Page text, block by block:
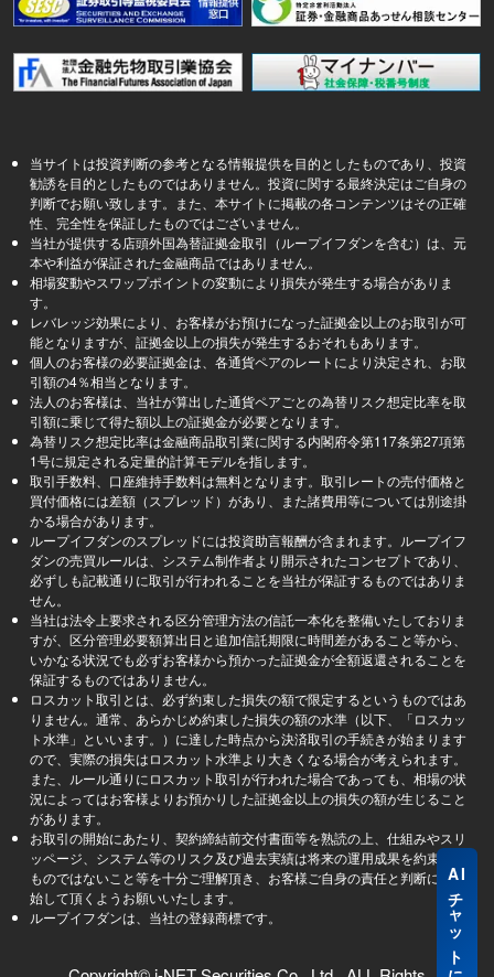
当サイトは投資判断の参考となる情報提供を目的としたものであり、投資
勧誘を目的としたものではありません。投資に関する最終決定はご自身の
判断でお願い致します。また、本サイトに掲載の各コンテンツはその正確
性、完全性を保証したものではございません。
当社が提供する店頭外国為替証拠金取引（ループイフダンを含む）は、元
本や利益が保証された金融商品ではありません。
相場変動やスワップポイントの変動により損失が発生する場合がありま
す。
レバレッジ効果により、お客様がお預けになった証拠金以上のお取引が可
能となりますが、証拠金以上の損失が発生するおそれもあります。
個人のお客様の必要証拠金は、各通貨ペアのレートにより決定され、お取
引額の4％相当となります。
法人のお客様は、当社が算出した通貨ペアごとの為替リスク想定比率を取
引額に乗じて得た額以上の証拠金が必要となります。
為替リスク想定比率は金融商品取引業に関する内閣府令第117条第27項第
1号に規定される定量的計算モデルを指します。
取引手数料、口座維持手数料は無料となります。取引レートの売付価格と
買付価格には差額（スプレッド）があり、また諸費用等については別途掛
かる場合があります。
ループイフダンのスプレッドには投資助言報酬が含まれます。ループイフ
ダンの売買ルールは、システム制作者より開示されたコンセプトであり、
必ずしも記載通りに取引が行われることを当社が保証するものではありま
せん。
当社は法令上要求される区分管理方法の信託一本化を整備いたしておりま
すが、区分管理必要額算出日と追加信託期限に時間差があること等から、
いかなる状況でも必ずお客様から預かった証拠金が全額返還されることを
保証するものではありません。
ロスカット取引とは、必ず約束した損失の額で限定するというものではあ
りません。通常、あらかじめ約束した損失の額の水準（以下、「ロスカッ
ト水準」といいます。）に達した時点から決済取引の手続きが始まります
ので、実際の損失はロスカット水準より大きくなる場合が考えられます。
また、ルール通りにロスカット取引が行われた場合であっても、相場の状
況によってはお客様よりお預かりした証拠金以上の損失の額が生じること
があります。
お取引の開始にあたり、契約締結前交付書面等を熟読の上、仕組みやスリ
ッページ、システム等のリスク及び過去実績は将来の運用成果を約束する
ものではないこと等を十分ご理解頂き、お客様ご自身の責任と判断にて開
始して頂くようお願いいたします。
ループイフダンは、当社の登録商標です。
AI
チャットに質問